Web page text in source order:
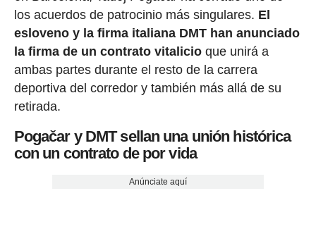
los acuerdos de patrocinio más singulares. El
esloveno y la firma italiana DMT han anunciado
la firma de un contrato vitalicio que unirá a
ambas partes durante el resto de la carrera
deportiva del corredor y también más allá de su
retirada.
Pogačar y DMT sellan una unión histórica
con un contrato de por vida
Anúnciate aquí